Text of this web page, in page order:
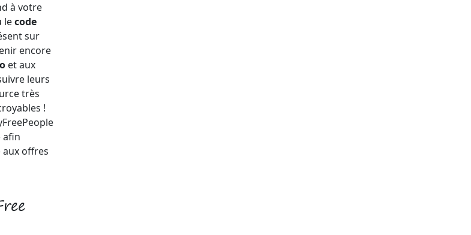
à votre
lecode
sur
encore
et aux
leurs
très
!
afin
aux offres